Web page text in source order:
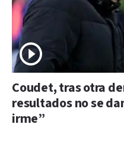
Coudet, tras otra
resultados no se
irme”